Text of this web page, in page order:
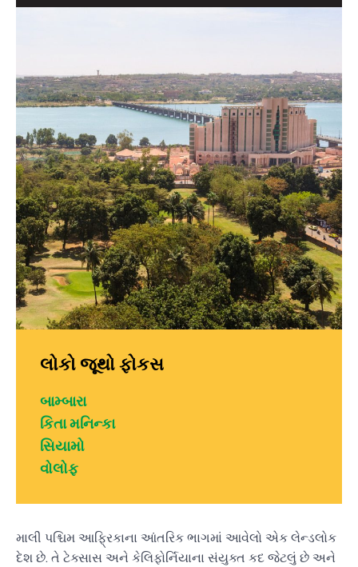
લોકો જૂથો ફોકસ
બામ્બારા
કિતા મનિન્કા
સિયામો
વોલોફ
માલી પશ્ચિમ આફ્રિકાના આંતરિક ભાગમાં આવેલો એક લેન્ડલોક
દેશ છે. તે ટેક્સાસ અને કેલિફોર્નિયાના સંયુક્ત કદ જેટલું છે અને